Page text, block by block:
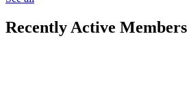
Recently Active Members